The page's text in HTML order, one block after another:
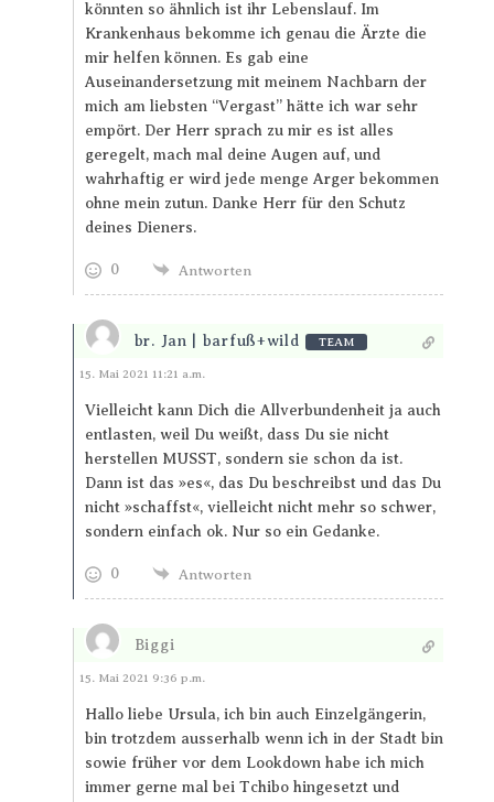
könnten so ähnlich ist ihr Lebenslauf. Im
Krankenhaus bekomme ich genau die Ärzte die
mir helfen können. Es gab eine
Auseinandersetzung mit meinem Nachbarn der
mich am liebsten “Vergast” hätte ich war sehr
empört. Der Herr sprach zu mir es ist alles
geregelt, mach mal deine Augen auf, und
wahrhaftig er wird jede menge Arger bekommen
ohne mein zutun. Danke Herr für den Schutz
deines Dieners.
0 Antworten
br. Jan | barfuß+wild TEAM
Antworten
15. Mai 2021 11:21 a.m.
Vielleicht kann Dich die Allverbundenheit ja auch
entlasten, weil Du weißt, dass Du sie nicht
herstellen MUSST, sondern sie schon da ist.
Dann ist das »es«, das Du beschreibst und das Du
nicht »schaffst«, vielleicht nicht mehr so schwer,
sondern einfach ok. Nur so ein Gedanke.
0 Antworten
Biggi
Antworten
15. Mai 2021 9:36 p.m.
Hallo liebe Ursula, ich bin auch Einzelgängerin,
bin trotzdem ausserhalb wenn ich in der Stadt bin
sowie früher vor dem Lookdown habe ich mich
immer gerne mal bei Tchibo hingesetzt und